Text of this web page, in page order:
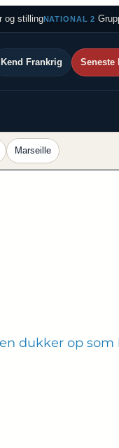
og stillingNATIONAL 2
Kend Frankrig Seneste
Marseille
dukker op